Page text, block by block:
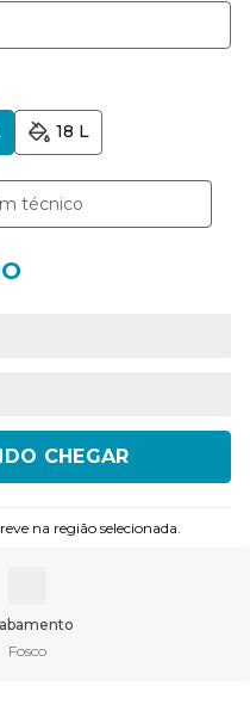
18 L
técnico
na região selecionada.
Fosco